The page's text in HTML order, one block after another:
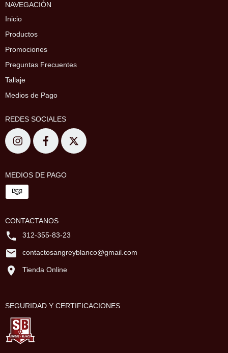
NAVEGACIÓN
Inicio
Productos
Promociones
Preguntas Frecuentes
Tallaje
Medios de Pago
REDES SOCIALES
MEDIOS DE PAGO
CONTACTANOS
312-355-83-23
contactosangreyblanco@gmail.com
Tienda Online
SEGURIDAD Y CERTIFICACIONES